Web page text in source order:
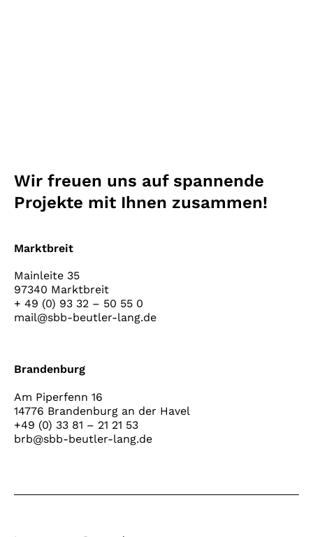
Wir freuen uns auf spannende
Projekte mit Ihnen zusammen!
Marktbreit
Mainleite 35
97340 Marktbreit
+ 49 (0) 93 32 – 50 55 0
mail@sbb-beutler-lang.de
Brandenburg
Am Piperfenn 16
14776 Brandenburg an der Havel
+49 (0) 33 81 – 21 21 53
brb@sbb-beutler-lang.de